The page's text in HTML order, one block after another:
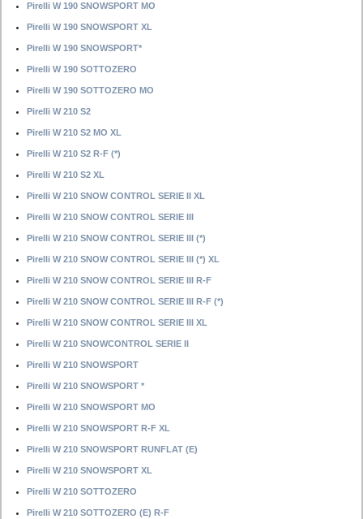
Pirelli W 190 SNOWSPORT MO
Pirelli W 190 SNOWSPORT XL
Pirelli W 190 SNOWSPORT*
Pirelli W 190 SOTTOZERO
Pirelli W 190 SOTTOZERO MO
Pirelli W 210 S2
Pirelli W 210 S2 MO XL
Pirelli W 210 S2 R-F (*)
Pirelli W 210 S2 XL
Pirelli W 210 SNOW CONTROL SERIE II XL
Pirelli W 210 SNOW CONTROL SERIE III
Pirelli W 210 SNOW CONTROL SERIE III (*)
Pirelli W 210 SNOW CONTROL SERIE III (*) XL
Pirelli W 210 SNOW CONTROL SERIE III R-F
Pirelli W 210 SNOW CONTROL SERIE III R-F (*)
Pirelli W 210 SNOW CONTROL SERIE III XL
Pirelli W 210 SNOWCONTROL SERIE II
Pirelli W 210 SNOWSPORT
Pirelli W 210 SNOWSPORT *
Pirelli W 210 SNOWSPORT MO
Pirelli W 210 SNOWSPORT R-F XL
Pirelli W 210 SNOWSPORT RUNFLAT (E)
Pirelli W 210 SNOWSPORT XL
Pirelli W 210 SOTTOZERO
Pirelli W 210 SOTTOZERO (E) R-F